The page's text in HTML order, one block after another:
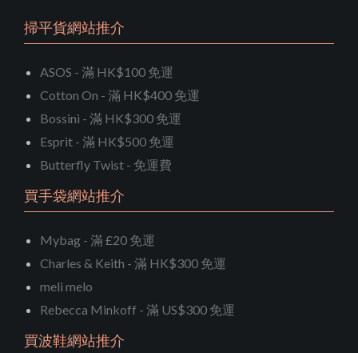
掃平貨網站推介
ASOS - 滿 HK$100 免運
Cotton On - 滿 HK$400 免運
Bossini - 滿 HK$300 免運
Esprit - 滿 HK$500 免運
Butterfly Twist - 免運費
買手袋網站推介
Mybag - 滿 £20 免運
Charles & Keith - 滿 HK$300 免運
meli melo
Rebecca Minkoff - 滿 US$300 免運
買波鞋網站推介